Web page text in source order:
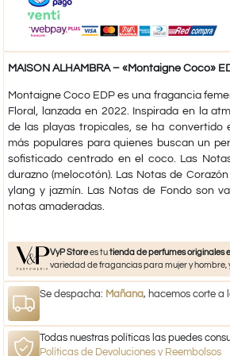
MAISON ALHAMBRA – «Montaigne Coco»
Montaigne Coco EDP es una fragancia
Floral, lanzada en 2022. Inspirada en la
de las playas tropicales, se ha convertido
más populares para quienes buscan un
sofisticado centrado en el coco. Las
durazno (melocotón). Las Notas de
ylang y jazmín. Las Notas de Fondo son
notas amaderadas.
VyP Storees tutienda de perfumes originales
variedad de fragancias para mujer y hombre,
Se despacha: Mañana, hacemos corte a
Todas nuestras políticas las puedes
Políticas de Devoluciones y Reembolsos